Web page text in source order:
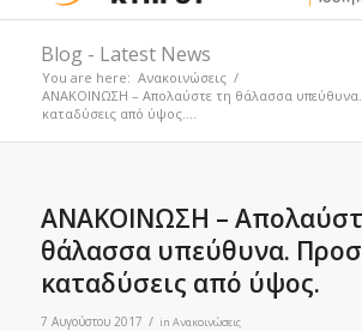
Blog - Latest News
You are here: Ανακοινώσεις /
ΑΝΑΚΟΙΝΩΣΗ – Απολαύστε τη θάλασσα
καταδύσεις από ύψος....
ΑΝΑΚΟΙΝΩΣΗ –
θάλασσα υπεύθυνα.
καταδύσεις από ύψος.
7 Αυγούστου 2017 / in Ανακοινώσεις